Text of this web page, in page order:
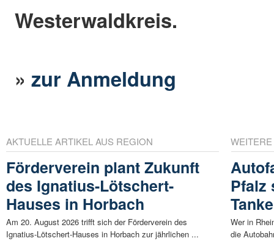
Westerwaldkreis.
»zur Anmeldung
AKTUELLE ARTIKEL AUS REGION
Förderverein plant Zukunft
des Ignatius-Lötschert-
Hauses in Horbach
Am 20. August 2026 trifft sich der Förderverein des
Ignatius-Lötschert-Hauses in Horbach zur jährlichen ...
Pfalz
Wer in
die